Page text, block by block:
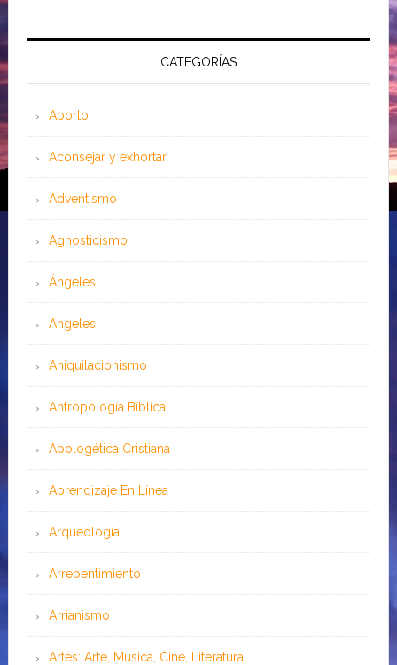
CATEGORÍAS
Aborto
Aconsejar y exhortar
Adventismo
Agnosticismo
Ángeles
Angeles
Aniquilacionismo
Antropología Bíblica
Apologética Cristiana
Aprendizaje En Línea
Arqueología
Arrepentimiento
Arrianismo
Artes: Arte, Música, Cine, Literatura